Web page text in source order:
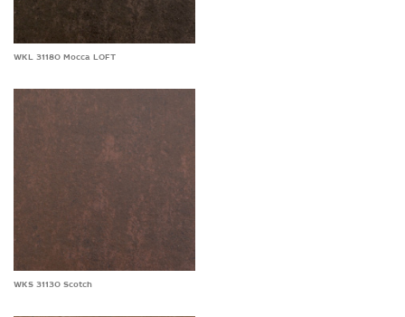
WKL 31180 Mocca LOFT
WKS 31130 Scotch